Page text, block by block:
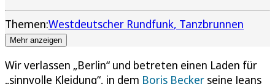
Themen:Westdeutscher Rundfunk Tanzbrunnen
Mehr anzeigen
Wir verlassen „Berlin“ und betreten einen Laden für
„sinnvolle Kleidung“, in dem Boris Becker seine Jeans